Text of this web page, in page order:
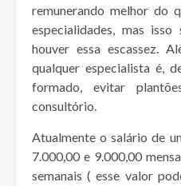
remunerando melhor do
especialidades, mas
houver essa escassez.
qualquer especialista é,
formado, evitar
consultório.
Atualmente o salário de
7.000,00 e 9.000,00
semanais ( esse valor